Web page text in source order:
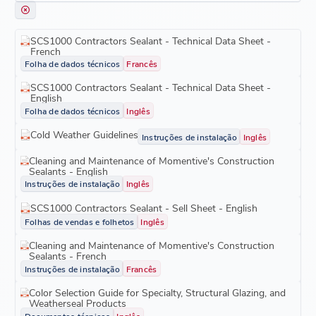
SCS1000 Contractors Sealant - Technical Data Sheet -
French
Folha de dados técnicos Francês
SCS1000 Contractors Sealant - Technical Data Sheet -
English
Folha de dados técnicos Inglês
Cold Weather Guidelines Instruções de instalação Inglês
Cleaning and Maintenance of Momentive's Construction
Sealants - English
Instruções de instalação Inglês
SCS1000 Contractors Sealant - Sell Sheet - English
Folhas de vendas e folhetos Inglês
Cleaning and Maintenance of Momentive's Construction
Sealants - French
Instruções de instalação Francês
Color Selection Guide for Specialty, Structural Glazing, and
Weatherseal Products